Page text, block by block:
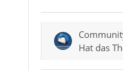
Hat das